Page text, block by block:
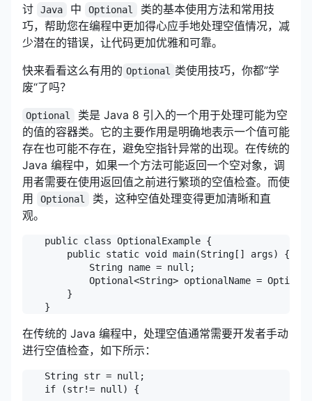
讨
Java 中 Optional
类的基本使用方法和常用技
巧，帮助您在编程中更加得心应手地处理空值情况，减
少潜在的错误，让代码更加优雅和可靠。
快来看看这么有用的 Optional
类使用技巧，你都”学
废“了吗？
Optional
类是 Java 8 引入的一个用于处理可能为空
的值的容器类。它的主要作用是明确地表示一个值可能
存在也可能不存在，避免空指针异常的出现。在传统的
Java 编程中，如果一个方法可能返回一个空对象，调
用者需要在使用返回值之前进行繁琐的空值检查。而使
用
Optional
类，这种空值处理变得更加清晰和直
观。
    public class OptionalExample {
        public static void main(String[] args) {
            String name = null;
Optional<String> optionalName =
        }
    }
在传统的 Java 编程中，处理空值通常需要开发者手动
进行空值检查，如下所示：
    String str = null;
    if (str!= null) {